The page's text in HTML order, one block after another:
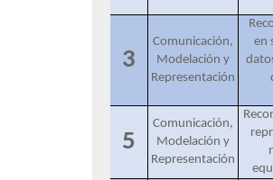
3
Comunicación,
Modelación y
Representación
en
5
Comunicación,
Modelación y
Representación